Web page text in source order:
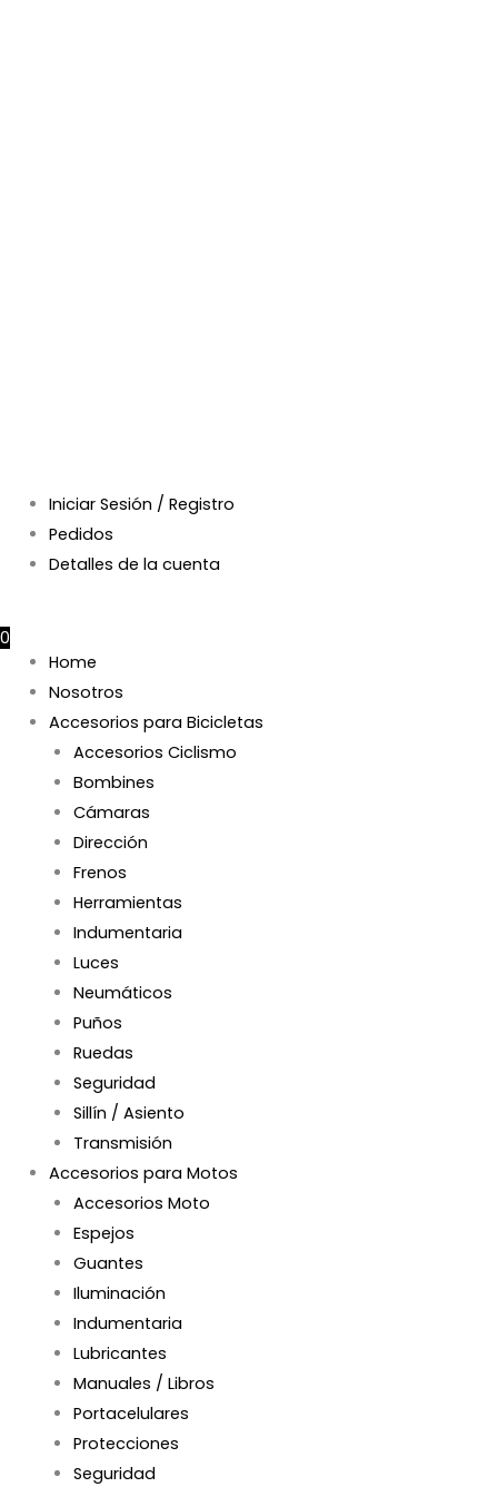
Iniciar Sesión / Registro
Pedidos
Detalles de la cuenta
0
Home
Nosotros
Accesorios para Bicicletas
Accesorios Ciclismo
Bombines
Cámaras
Dirección
Frenos
Herramientas
Indumentaria
Luces
Neumáticos
Puños
Ruedas
Seguridad
Sillín / Asiento
Transmisión
Accesorios para Motos
Accesorios Moto
Espejos
Guantes
Iluminación
Indumentaria
Lubricantes
Manuales / Libros
Portacelulares
Protecciones
Seguridad